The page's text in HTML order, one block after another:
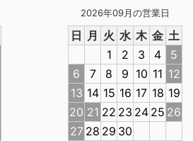
2026年09月の営業日
日 月 火 水 木 金 土
1
2 3 4
5
6
7 8 9 10 11 12
13 14 15 16 17 18 19
20 21 22 23 24 25 26
27 28 29 30